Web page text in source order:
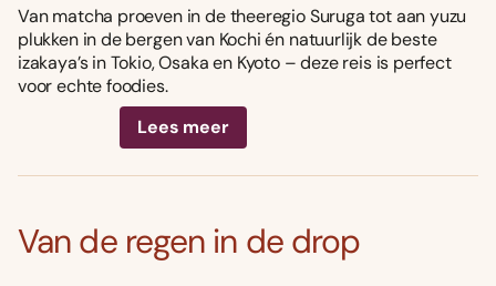
Van matcha proeven in de theeregio Suruga tot aan yuzu
plukken in de bergen van Kochi én natuurlijk de beste
izakaya’s in Tokio, Osaka en Kyoto – deze reis is perfect
voor echte foodies.
Lees meer
Van de regen in de drop